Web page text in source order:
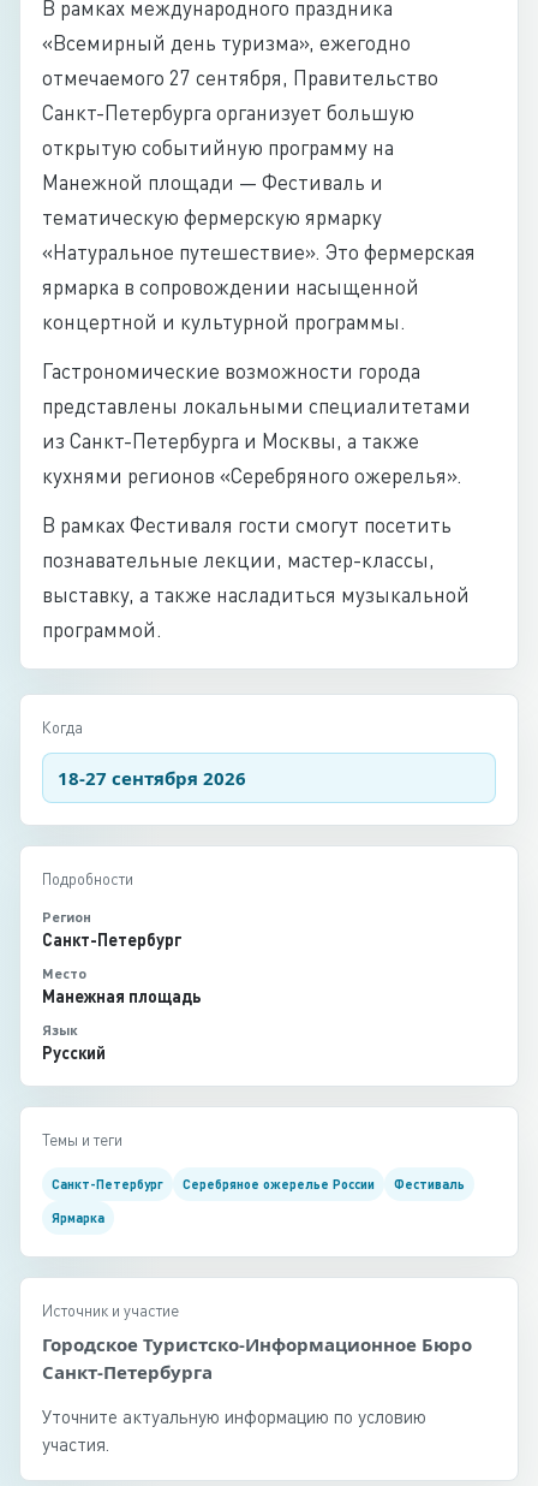
В рамках международного праздника
«Всемирный день туризма», ежегодно
отмечаемого 27 сентября, Правительство
Санкт-Петербурга организует большую
открытую событийную программу на
Манежной площади — Фестиваль и
тематическую фермерскую ярмарку
«Натуральное путешествие». Это фермерская
ярмарка в сопровождении насыщенной
концертной и культурной программы.
Гастрономические возможности города
представлены локальными специалитетами
из Санкт-Петербурга и Москвы, а также
кухнями регионов «Серебряного ожерелья».
В рамках Фестиваля гости смогут посетить
познавательные лекции, мастер-классы,
выставку, а также насладиться музыкальной
программой.
Когда
18-27 сентября 2026
Подробности
Регион
Санкт-Петербург
Место
Манежная площадь
Язык
Русский
Темы и теги
Санкт-Петербург Серебряное ожерелье России Фестиваль
Ярмарка
Источник и участие
Городское Туристско-Информационное Бюро
Санкт-Петербурга
Уточните актуальную информацию по условию
участия.